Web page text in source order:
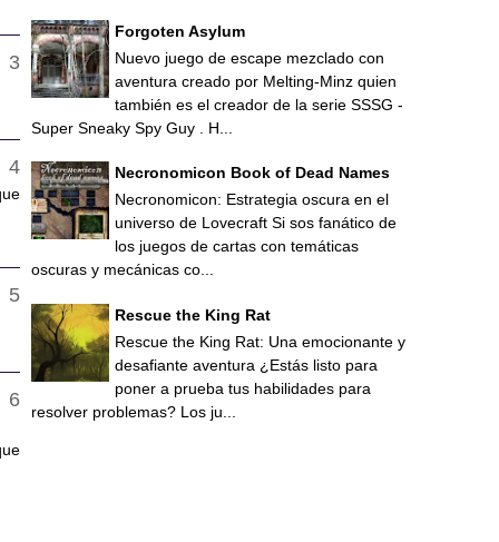
Forgoten Asylum
Nuevo juego de escape mezclado con
aventura creado por Melting-Minz quien
también es el creador de la serie SSSG -
Super Sneaky Spy Guy . H...
Necronomicon Book of Dead Names
Necronomicon: Estrategia oscura en el
universo de Lovecraft Si sos fanático de
los juegos de cartas con temáticas
oscuras y mecánicas co...
Rescue the King Rat
Rescue the King Rat: Una emocionante y
desafiante aventura ¿Estás listo para
poner a prueba tus habilidades para
resolver problemas? Los ju...